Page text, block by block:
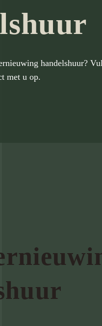
handelshuur?
met u op.